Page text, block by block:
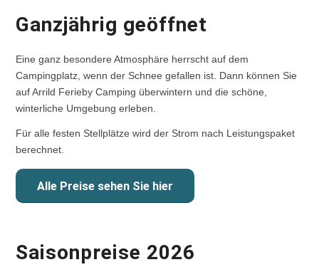
Ganzjährig geöffnet
Eine ganz besondere Atmosphäre herrscht auf dem
Campingplatz, wenn der Schnee gefallen ist. Dann können Sie
auf Arrild Ferieby Camping überwintern und die schöne,
winterliche Umgebung erleben.
Für alle festen Stellplätze wird der Strom nach Leistungspaket
berechnet.
Alle Preise sehen Sie hier
Saisonpreise 2026